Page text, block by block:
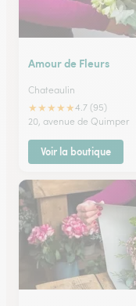
Amour de Fleurs
Chateaulin
★★★★★4.7 (95)
20, avenue de Quimper
Voir la boutique